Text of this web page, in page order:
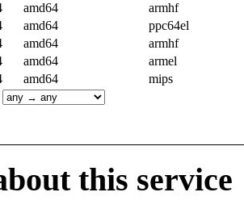
amd64
armhf
amd64
ppc64el
amd64
armhf
amd64
armel
amd64
mips
this service